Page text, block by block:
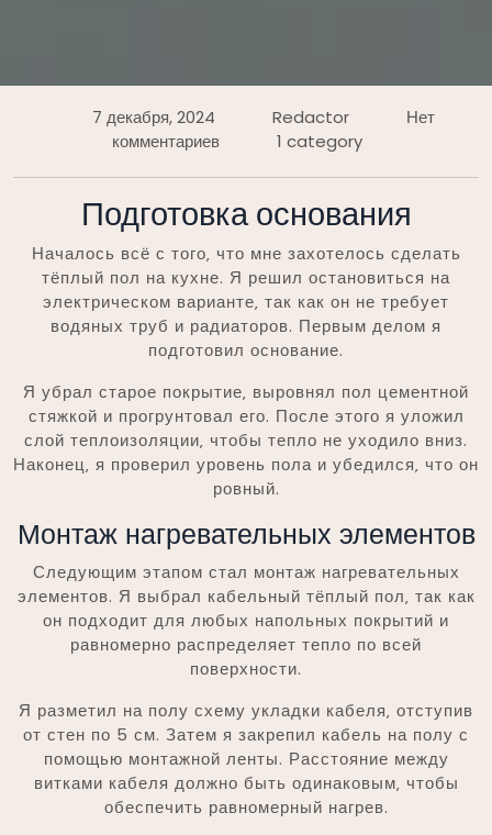
7 декабря, 2024 Redactor
Нет
комментариев
1 category
Подготовка основания
Началось всё с того‚ что мне захотелось сделать
тёплый пол на кухне. Я решил остановиться на
электрическом варианте‚ так как он не требует
водяных труб и радиаторов. Первым делом я
подготовил основание.
Я убрал старое покрытие‚ выровнял пол цементной
стяжкой и прогрунтовал его. После этого я уложил
слой теплоизоляции‚ чтобы тепло не уходило вниз.
Наконец‚ я проверил уровень пола и убедился‚ что он
ровный.
Монтаж нагревательных элементов
Следующим этапом стал монтаж нагревательных
элементов. Я выбрал кабельный тёплый пол‚ так как
он подходит для любых напольных покрытий и
равномерно распределяет тепло по всей
поверхности.
Я разметил на полу схему укладки кабеля‚ отступив
от стен по 5 см. Затем я закрепил кабель на полу с
помощью монтажной ленты. Расстояние между
витками кабеля должно быть одинаковым‚ чтобы
обеспечить равномерный нагрев.